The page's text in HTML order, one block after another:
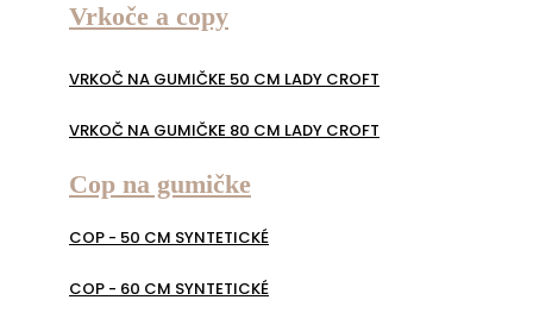
Vrkoče a copy
VRKOČ NA GUMIČKE 50 CM LADY CROFT
VRKOČ NA GUMIČKE 80 CM LADY CROFT
Cop na gumičke
COP - 50 CM SYNTETICKÉ
COP - 60 CM SYNTETICKÉ